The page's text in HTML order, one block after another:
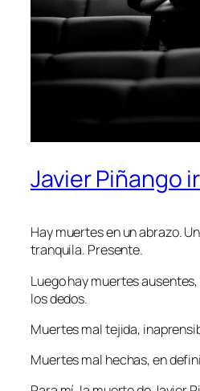
Javier Piñango
Hay muertes en un abrazo.
tranquila. Presente.
Luego hay muertes
los dedos.
Muertes mal tejida,
Muertes mal hechas, en